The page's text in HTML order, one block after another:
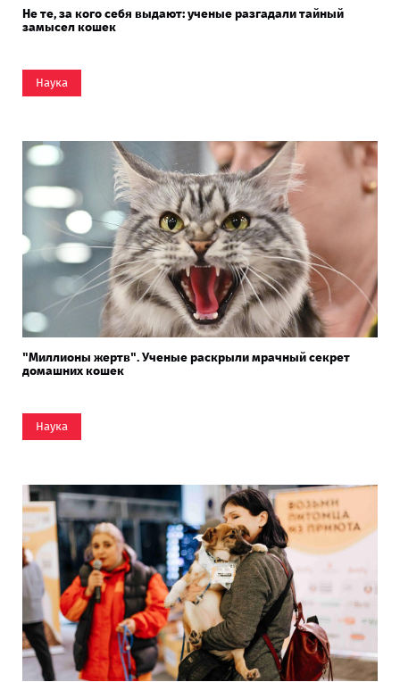
Не те, за кого себя выдают: ученые разгадали тайный
замысел кошек
Наука
"Миллионы жертв". Ученые раскрыли мрачный секрет
домашних кошек
Наука